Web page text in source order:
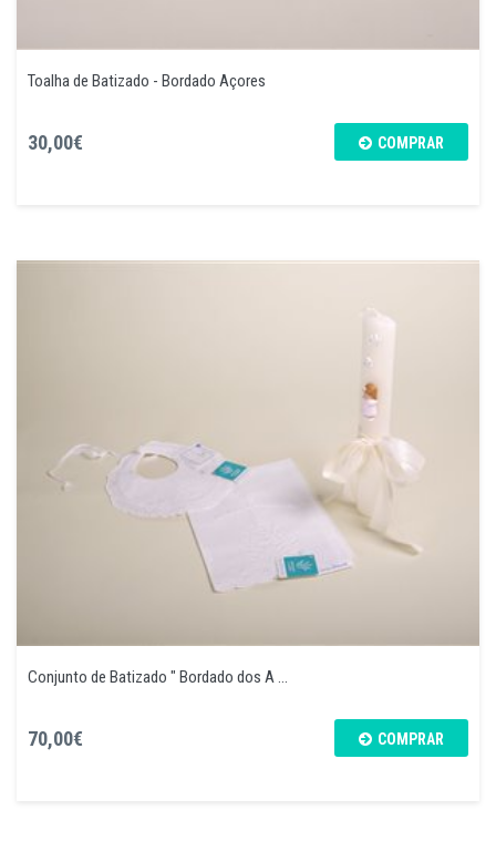
Toalha de Batizado - Bordado Açores
30,00€ COMPRAR
Conjunto de Batizado " Bordado dos A ...
70,00€ COMPRAR